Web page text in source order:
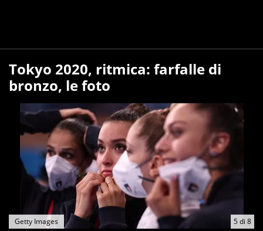
Tokyo 2020, ritmica: farfalle di
bronzo, le foto
5di 8
Getty Images